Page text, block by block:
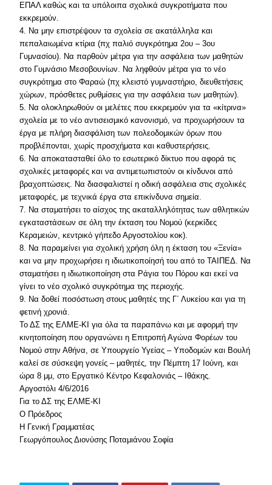
ΕΠΑΛ καθώς και τα υπόλοιπα σχολικά συγκροτήματα που
εκκρεμούν.
4. Να μην επιστρέψουν τα σχολεία σε ακατάλληλα και
πεπαλαιωμένα κτίρια (πχ παλιό συγκρότημα 2ου – 3ου
Γυμνασίου). Να παρθούν μέτρα για την ασφάλεια των μαθητών
στο Γυμνάσιο Μεσοβουνίων. Να ληφθούν μέτρα για το νέο
συγκρότημα στο Φαραώ (πχ κλειστό γυμναστήριο, διευθετήσεις
χώρων, πρόσθετες ρυθμίσεις για την ασφάλεια των μαθητών).
5. Να ολοκληρωθούν οι μελέτες που εκκρεμούν για τα «κίτρινα»
σχολεία με το νέο αντισεισμικό κανονισμό, να προχωρήσουν τα
έργα με πλήρη διασφάλιση των πολεοδομικών όρων που
προβλέπονται, χωρίς προσχήματα και καθυστερήσεις.
6. Να αποκατασταθεί όλο το εσωτερικό δίκτυο που αφορά τις
σχολικές μεταφορές και να αντιμετωπιστούν οι κίνδυνοι από
βραχοπτώσεις. Να διασφαλιστεί η οδική ασφάλεια στις σχολικές
μεταφορές, με τεχνικά έργα στα επικίνδυνα σημεία.
7. Να σταματήσει το αίσχος της ακαταλληλότητας των αθλητικών
εγκαταστάσεων σε όλη την έκταση του Νομού (κερκίδες
Κεραμειών, κεντρικό γήπεδο Αργοστολίου κοκ).
8. Να παραμείνει για σχολική χρήση όλη η έκταση του «Ξενία»
και να μην προχωρήσει η ιδιωτικοποίησή του από το ΤΑΙΠΕΔ. Να
σταματήσει η ιδιωτικοποίηση στα Ράγια του Πόρου και εκεί να
γίνει το νέο σχολικό συγκρότημα της περιοχής.
9. Να δοθεί ποσόστωση στους μαθητές της Γ΄ Λυκείου και για τη
φετινή χρονιά.
Το ΔΣ της ΕΛΜΕ-ΚΙ για όλα τα παραπάνω και με αφορμή την
κινητοποίηση που οργανώνει η Επιτροπή Αγώνα Φορέων του
Νομού στην Αθήνα, σε Υπουργείο Υγείας – Υποδομών και Βουλή
καλεί σε σύσκεψη γονείς – μαθητές, την Πέμπτη 17 Ιούνη, και
ώρα 8 μμ, στο Εργατικό Κέντρο Κεφαλονιάς – Ιθάκης.
Αργοστόλι 4/6/2016
Για το ΔΣ της ΕΛΜΕ-ΚΙ
Ο Πρόεδρος
Η Γενική Γραμματέας
Γεωργόπουλος Διονύσης Ποταμιάνου Σοφία